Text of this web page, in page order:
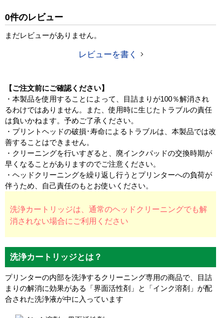
0件のレビュー
まだレビューがありません。
レビューを書く
【ご注文前にご確認ください】
・本製品を使用することによって、目詰まりが100％解消され
るわけではありません。また、使用時に生じたトラブルの責任
は負いかねます。予めご了承ください。
・プリントヘッドの破損･寿命によるトラブルは、本製品では改
善することはできません。
・クリーニングを行いすぎると、廃インクパッドの交換時期が
早くなることがありますのでご注意ください。
・ヘッドクリーニングを繰り返し行うとプリンターへの負荷が
伴うため、自己責任のもとお使いください。
洗浄カートリッジは、通常のヘッドクリーニングでも解
消されない場合にご利用ください
洗浄カートリッジとは？
プリンターの内部を洗浄するクリーニング専用の商品で、目詰
まりの解消に効果がある「界面活性剤」と「インク溶剤」が配
合された洗浄液が中に入っています